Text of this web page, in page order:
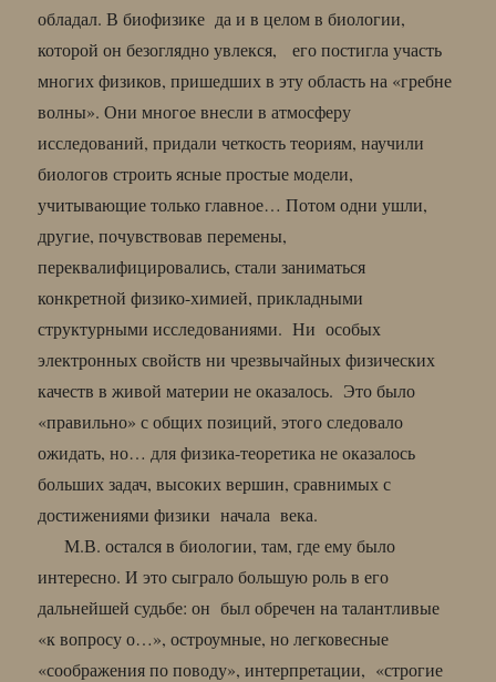
обладал. В биофизике да и в целом в биологии,
которой он безоглядно увлекся, его постигла участь
многих физиков, пришедших в эту область на «гребне
волны». Они многое внесли в атмосферу
исследований, придали четкость теориям, научили
биологов строить ясные простые модели,
учитывающие только главное… Потом одни ушли,
другие, почувствовав перемены,
переквалифицировались, стали заниматься
конкретной физико-химией, прикладными
структурными исследованиями. Ни особых
электронных свойств ни чрезвычайных физических
качеств в живой материи не оказалось. Это было
«правильно» с общих позиций, этого следовало
ожидать, но… для физика-теоретика не оказалось
больших задач, высоких вершин, сравнимых с
достижениями физики начала века.
М.В. остался в биологии, там, где ему было
интересно. И это сыграло большую роль в его
дальнейшей судьбе: он был обречен на талантливые
«к вопросу о…», остроумные, но легковесные
«соображения по поводу», интерпретации, «строгие